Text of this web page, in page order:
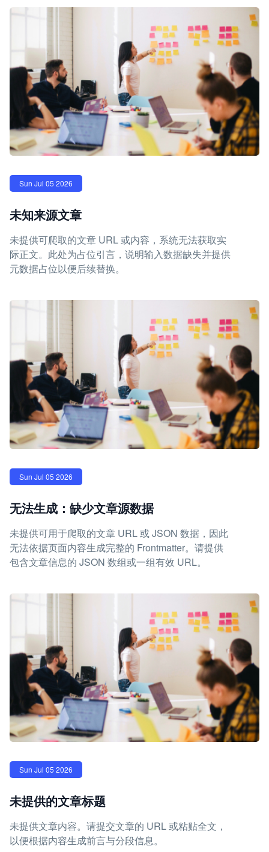
Sun Jul 05 2026
未知来源文章
未提供可爬取的文章 URL 或内容，系统无法获取实
际正文。此处为占位引言，说明输入数据缺失并提供
元数据占位以便后续替换。
Sun Jul 05 2026
无法生成：缺少文章源数据
未提供可用于爬取的文章 URL 或 JSON 数据，因此
无法依据页面内容生成完整的 Frontmatter。请提供
包含文章信息的 JSON 数组或一组有效 URL。
Sun Jul 05 2026
未提供的文章标题
未提供文章内容。请提交文章的 URL 或粘贴全文，
以便根据内容生成前言与分段信息。